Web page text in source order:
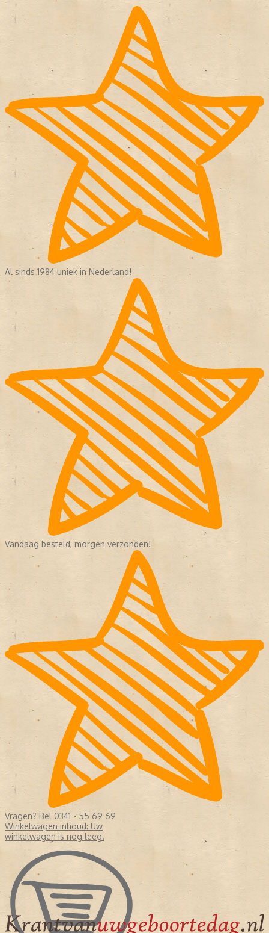
Al sinds 1984 uniek in Nederland!
Vandaag besteld, morgen verzonden!
Vragen? Bel 0341 - 55 69 69
Winkelwagen inhoud: Uw
winkelwagen is nog leeg.